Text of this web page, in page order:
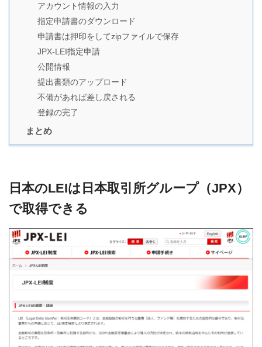
アカウント情報の入力
指定申請書のダウンロード
申請書は押印をしてzipファイルで保存
JPX-LEI指定申請
公開情報
提出書類のアップロード
不備があれば差し戻される
登録の完了
まとめ
日本のLEIは日本取引所グループ（JPX）
で取得できる